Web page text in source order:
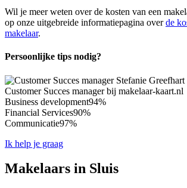
Wil je meer weten over de kosten van een
op onze uitgebreide informatiepagina overde
makelaar.
Persoonlijke tips nodig?
Customer Succes manager bij makelaar-kaart.nl
Business development94%
Financial Services90%
Communicatie97%
Ik help je graag
Makelaars in Sluis